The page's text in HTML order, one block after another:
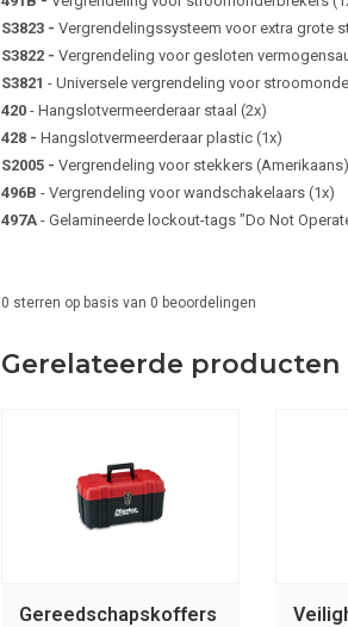
S3823 - Vergrendelingssysteem voor extra grote
S3822 - Vergrendeling voor gesloten
S3821 - Universele vergrendeling voor
420- Hangslotvermeerderaar staal (2x)
428 - Hangslotvermeerderaar plastic (1x)
S2005 - Vergrendeling voor stekkers
496B - Vergrendeling voor wandschakelaars (1x)
497A- Gelamineerde lockout-tags "Do Not
0 sterren op basis van 0 beoordelingen
Gerelateerde producten
Gereedschapskoffers